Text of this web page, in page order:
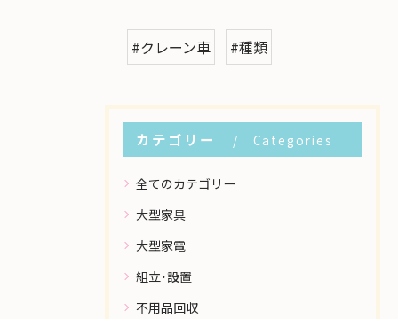
#クレーン車 #種類
カテゴリー Categories
全てのカテゴリー
大型家具
大型家電
組立･設置
不用品回収